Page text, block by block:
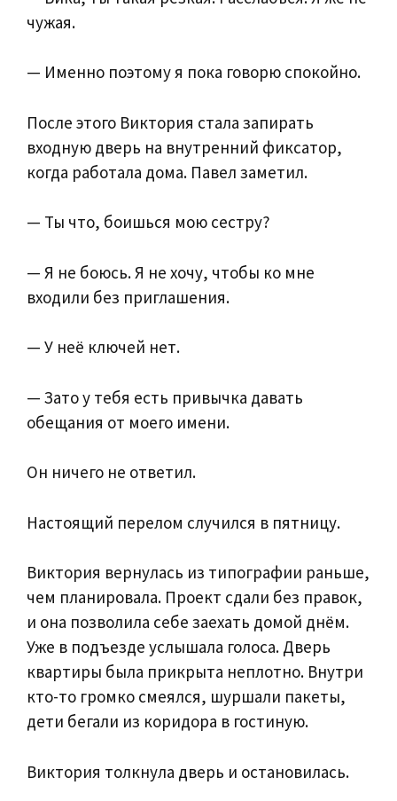
чужая.
— Именно поэтому я пока говорю спокойно.
После этого Виктория стала запирать
входную дверь на внутренний фиксатор,
когда работала дома. Павел заметил.
— Ты что, боишься мою сестру?
— Я не боюсь. Я не хочу, чтобы ко мне
входили без приглашения.
— У неё ключей нет.
— Зато у тебя есть привычка давать
обещания от моего имени.
Он ничего не ответил.
Настоящий перелом случился в пятницу.
Виктория вернулась из типографии раньше,
чем планировала. Проект сдали без правок,
и она позволила себе заехать домой днём.
Уже в подъезде услышала голоса. Дверь
квартиры была прикрыта неплотно. Внутри
кто-то громко смеялся, шуршали пакеты,
дети бегали из коридора в гостиную.
Виктория толкнула дверь и остановилась.